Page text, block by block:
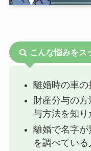
こんな悩みをス
離婚時の車の
財産分与の
与方法を知り
離婚で名字
を調べている